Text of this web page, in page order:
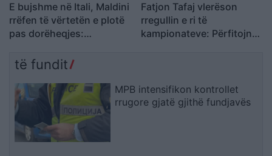
E bujshme në Itali, Maldini
rrëfen të vërtetën e plotë
pas dorëheqjes:
mos prekni…
Fatjon Tafaj vlerëson
rregullin e ri të
kampionateve: Përfitojnë
të fundit
MPB intensifikon kontrollet
rrugore gjatë gjithë fundjavës